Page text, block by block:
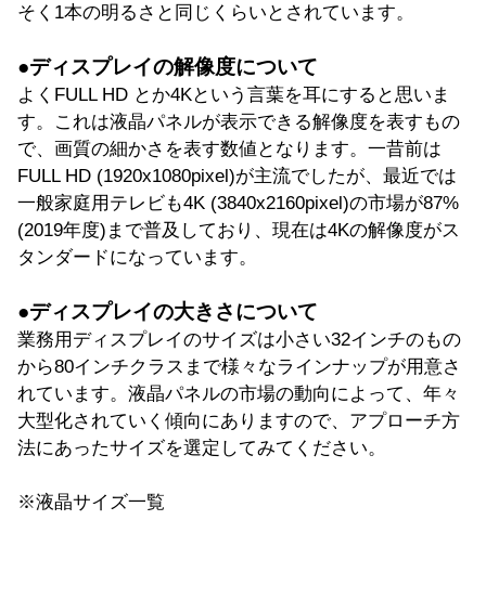
そく1本の明るさと同じくらいとされています。
●ディスプレイの解像度について
よくFULL HD とか4Kという言葉を耳にすると思いま
す。これは液晶パネルが表示できる解像度を表すもの
で、画質の細かさを表す数値となります。一昔前は
FULL HD (1920x1080pixel)が主流でしたが、最近では
一般家庭用テレビも4K (3840x2160pixel)の市場が87%
(2019年度)まで普及しており、現在は4Kの解像度がス
タンダードになっています。
●ディスプレイの大きさについて
業務用ディスプレイのサイズは小さい32インチのもの
から80インチクラスまで様々なラインナップが用意さ
れています。液晶パネルの市場の動向によって、年々
大型化されていく傾向にありますので、アプローチ方
法にあったサイズを選定してみてください。
※液晶サイズ一覧